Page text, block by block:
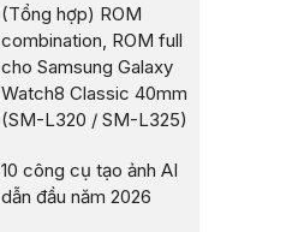
(Tổng hợp) ROM
combination, ROM full
cho Samsung Galaxy
Watch8 Classic 40mm
(SM-L320 / SM-L325)
10 công cụ tạo ảnh AI
dẫn đầu năm 2026